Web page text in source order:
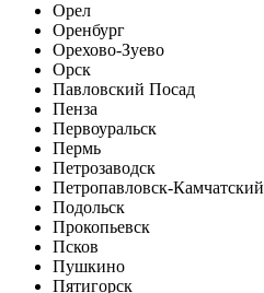
Орел
Оренбург
Орехово-Зуево
Орск
Павловский Посад
Пенза
Первоуральск
Пермь
Петрозаводск
Петропавловск-Камчатский
Подольск
Прокопьевск
Псков
Пушкино
Пятигорск